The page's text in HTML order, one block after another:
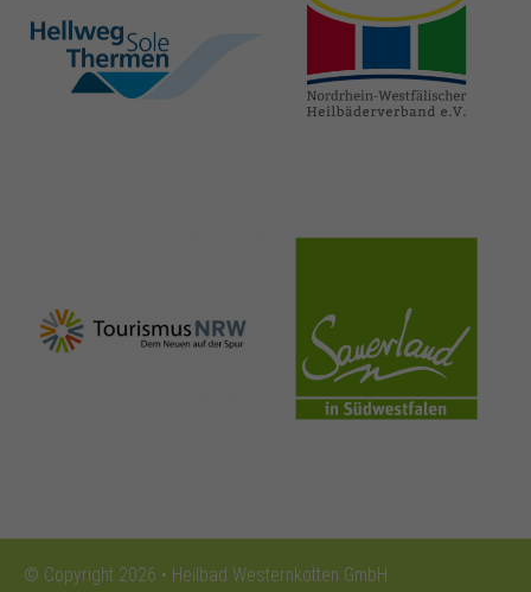
hellweg-sole-
thermen.de
heilbaeder.de
nrw-
tourismus.de
sauerland.co
m
© Copyright 2026 • Heilbad Westernkotten GmbH